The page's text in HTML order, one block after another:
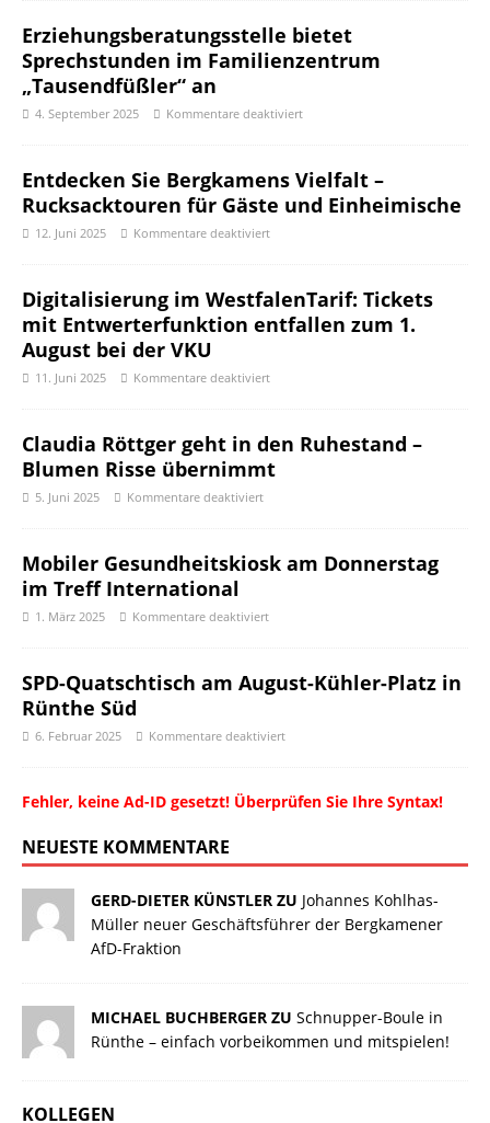
Erziehungsberatungsstelle bietet
Sprechstunden im Familienzentrum
„Tausendfüßler“ an
4. September 2025 Kommentare deaktiviert
Entdecken Sie Bergkamens Vielfalt –
Rucksacktouren für Gäste und Einheimische
12. Juni 2025 Kommentare deaktiviert
Digitalisierung im WestfalenTarif: Tickets
mit Entwerterfunktion entfallen zum 1.
August bei der VKU
11. Juni 2025 Kommentare deaktiviert
Claudia Röttger geht in den Ruhestand –
Blumen Risse übernimmt
5. Juni 2025 Kommentare deaktiviert
Mobiler Gesundheitskiosk am Donnerstag
im Treff International
1. März 2025 Kommentare deaktiviert
SPD-Quatschtisch am August-Kühler-Platz in
Rünthe Süd
6. Februar 2025 Kommentare deaktiviert
Fehler, keine Ad-ID gesetzt! Überprüfen Sie Ihre Syntax!
NEUESTE KOMMENTARE
GERD-DIETER KÜNSTLER ZU Johannes Kohlhas-
Müller neuer Geschäftsführer der Bergkamener
AfD-Fraktion
MICHAEL BUCHBERGER ZU Schnupper-Boule in
Rünthe – einfach vorbeikommen und mitspielen!
KOLLEGEN